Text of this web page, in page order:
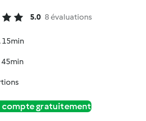
5.0 8 évaluations
15min
compte gratuitement